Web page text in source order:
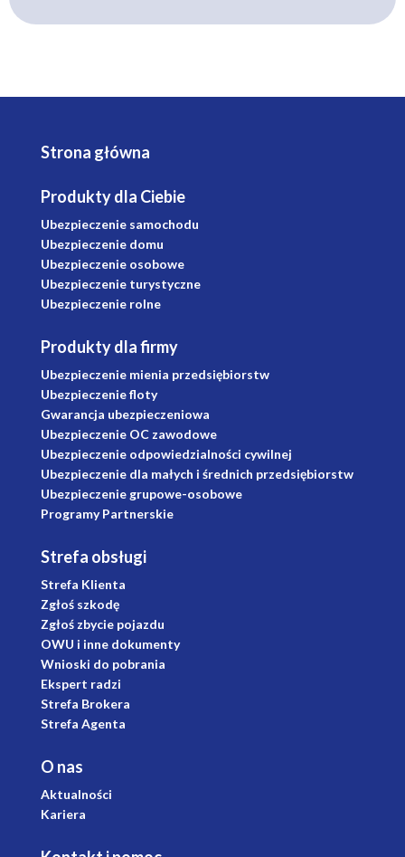
Strona główna
Produkty dla Ciebie
Ubezpieczenie samochodu
Ubezpieczenie domu
Ubezpieczenie osobowe
Ubezpieczenie turystyczne
Ubezpieczenie rolne
Produkty dla firmy
Ubezpieczenie mienia przedsiębiorstw
Ubezpieczenie floty
Gwarancja ubezpieczeniowa
Ubezpieczenie OC zawodowe
Ubezpieczenie odpowiedzialności cywilnej
Ubezpieczenie dla małych i średnich przedsiębiorstw
Ubezpieczenie grupowe-osobowe
Programy Partnerskie
Strefa obsługi
Strefa Klienta
Zgłoś szkodę
Zgłoś zbycie pojazdu
OWU i inne dokumenty
Wnioski do pobrania
Ekspert radzi
Strefa Brokera
Strefa Agenta
O nas
Aktualności
Kariera